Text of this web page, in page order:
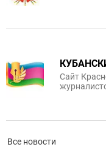
Сайт
Все новости